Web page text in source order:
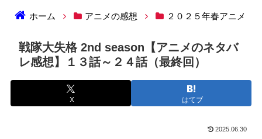
ホーム アニメの感想 ２０２５年春アニメ
戦隊大失格 2nd season【アニメのネタバ
レ感想】１３話～２４話（最終回）
X はてブ
2025.06.30